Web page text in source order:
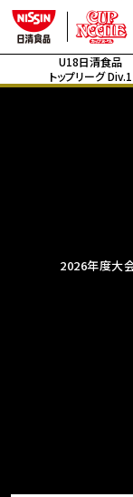
U18日清食品
トップリーグ Div.1
2026年度大